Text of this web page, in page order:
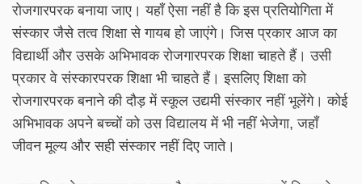
रोजगारपरक बनाया जाए। यहाँ ऐसा नहीं है कि इस प्रतियोगिता में
संस्कार जैसे तत्व शिक्षा से गायब हो जाएंगे। जिस प्रकार आज का
विद्यार्थी और उसके अभिभावक रोजगारपरक शिक्षा चाहते हैं। उसी
प्रकार वे संस्कारपरक शिक्षा भी चाहते हैं। इसलिए शिक्षा को
रोजगारपरक बनाने की दौड़ में स्कूल उद्यमी संस्कार नहीं भूलेंगे। कोई
अभिभावक अपने बच्चों को उस विद्यालय में भी नहीं भेजेगा, जहाँ
जीवन मूल्य और सही संस्कार नहीं दिए जाते।